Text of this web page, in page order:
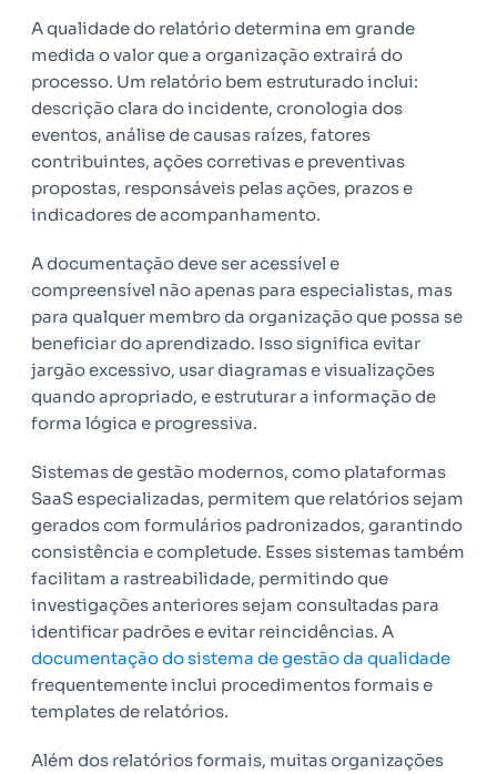
A qualidade do relatório determina em grande
medida o valor que a organização extrairá do
processo. Um relatório bem estruturado inclui:
descrição clara do incidente, cronologia dos
eventos, análise de causas raízes, fatores
contribuintes, ações corretivas e preventivas
propostas, responsáveis pelas ações, prazos e
indicadores de acompanhamento.
A documentação deve ser acessível e
compreensível não apenas para especialistas, mas
para qualquer membro da organização que possa se
beneficiar do aprendizado. Isso significa evitar
jargão excessivo, usar diagramas e visualizações
quando apropriado, e estruturar a informação de
forma lógica e progressiva.
Sistemas de gestão modernos, como plataformas
SaaS especializadas, permitem que relatórios sejam
gerados com formulários padronizados, garantindo
consistência e completude. Esses sistemas também
facilitam a rastreabilidade, permitindo que
investigações anteriores sejam consultadas para
identificar padrões e evitar reincidências. A
documentação do sistema de gestão da qualidade
frequentemente inclui procedimentos formais e
templates de relatórios.
Além dos relatórios formais, muitas organizações